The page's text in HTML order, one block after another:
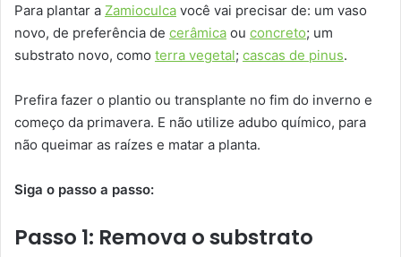
Para plantar a Zamioculca você vai precisar de: um vaso
novo, de preferência de cerâmica ou concreto; um
substrato novo, como terra vegetal; cascas de pinus.
Prefira fazer o plantio ou transplante no fim do inverno e
começo da primavera. E não utilize adubo químico, para
não queimar as raízes e matar a planta.
Siga o passo a passo:
Passo 1: Remova o substrato